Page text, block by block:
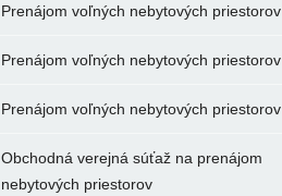
Prenájom voľných nebytových priestorov
Prenájom voľných nebytových priestorov
Prenájom voľných nebytových priestorov
Obchodná verejná súťaž na prenájom
nebytových priestorov